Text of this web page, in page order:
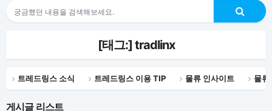
[태그:] tradlinx
게시글 리스트
트레드링스 소식 트레드링스 이용 TIP 물류 인사이트 물류